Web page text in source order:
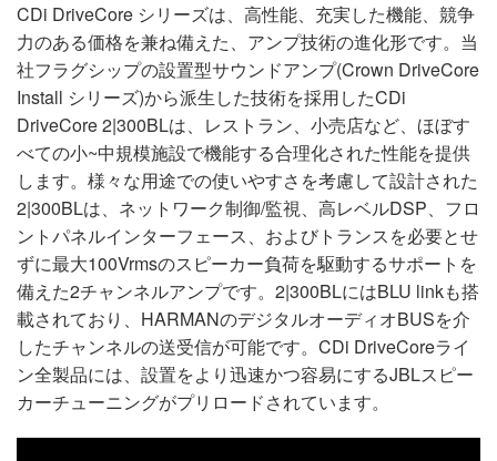
CDi DriveCore シリーズは、高性能、充実した機能、競争
力のある価格を兼ね備えた、アンプ技術の進化形です。当
社フラグシップの設置型サウンドアンプ(Crown DriveCore
Install シリーズ)から派生した技術を採用したCDi
DriveCore 2|300BLは、レストラン、小売店など、ほぼす
べての小~中規模施設で機能する合理化された性能を提供
します。様々な用途での使いやすさを考慮して設計された
2|300BLは、ネットワーク制御/監視、高レベルDSP、フロ
ントパネルインターフェース、およびトランスを必要とせ
ずに最大100Vrmsのスピーカー負荷を駆動するサポートを
備えた2チャンネルアンプです。2|300BLにはBLU linkも搭
載されており、HARMANのデジタルオーディオBUSを介
したチャンネルの送受信が可能です。CDi DriveCoreライ
ン全製品には、設置をより迅速かつ容易にするJBLスピー
カーチューニングがプリロードされています。